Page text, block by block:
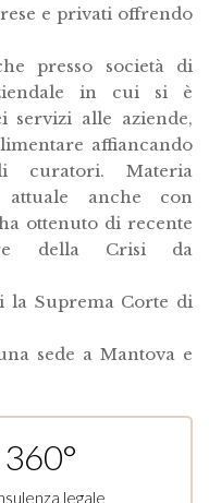
e privati offrendo
presso società di
in cui si è
servizi alle aziende,
affiancando
curatori. Materia
anche con
ottenuto di recente
della Crisi da
la Suprema Corte di
sede a Mantova e
legale
360°